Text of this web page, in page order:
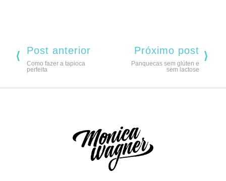
Post anterior
Como fazer a tapioca
perfeita
Próximo post
Panquecas sem glúten e
sem lactose